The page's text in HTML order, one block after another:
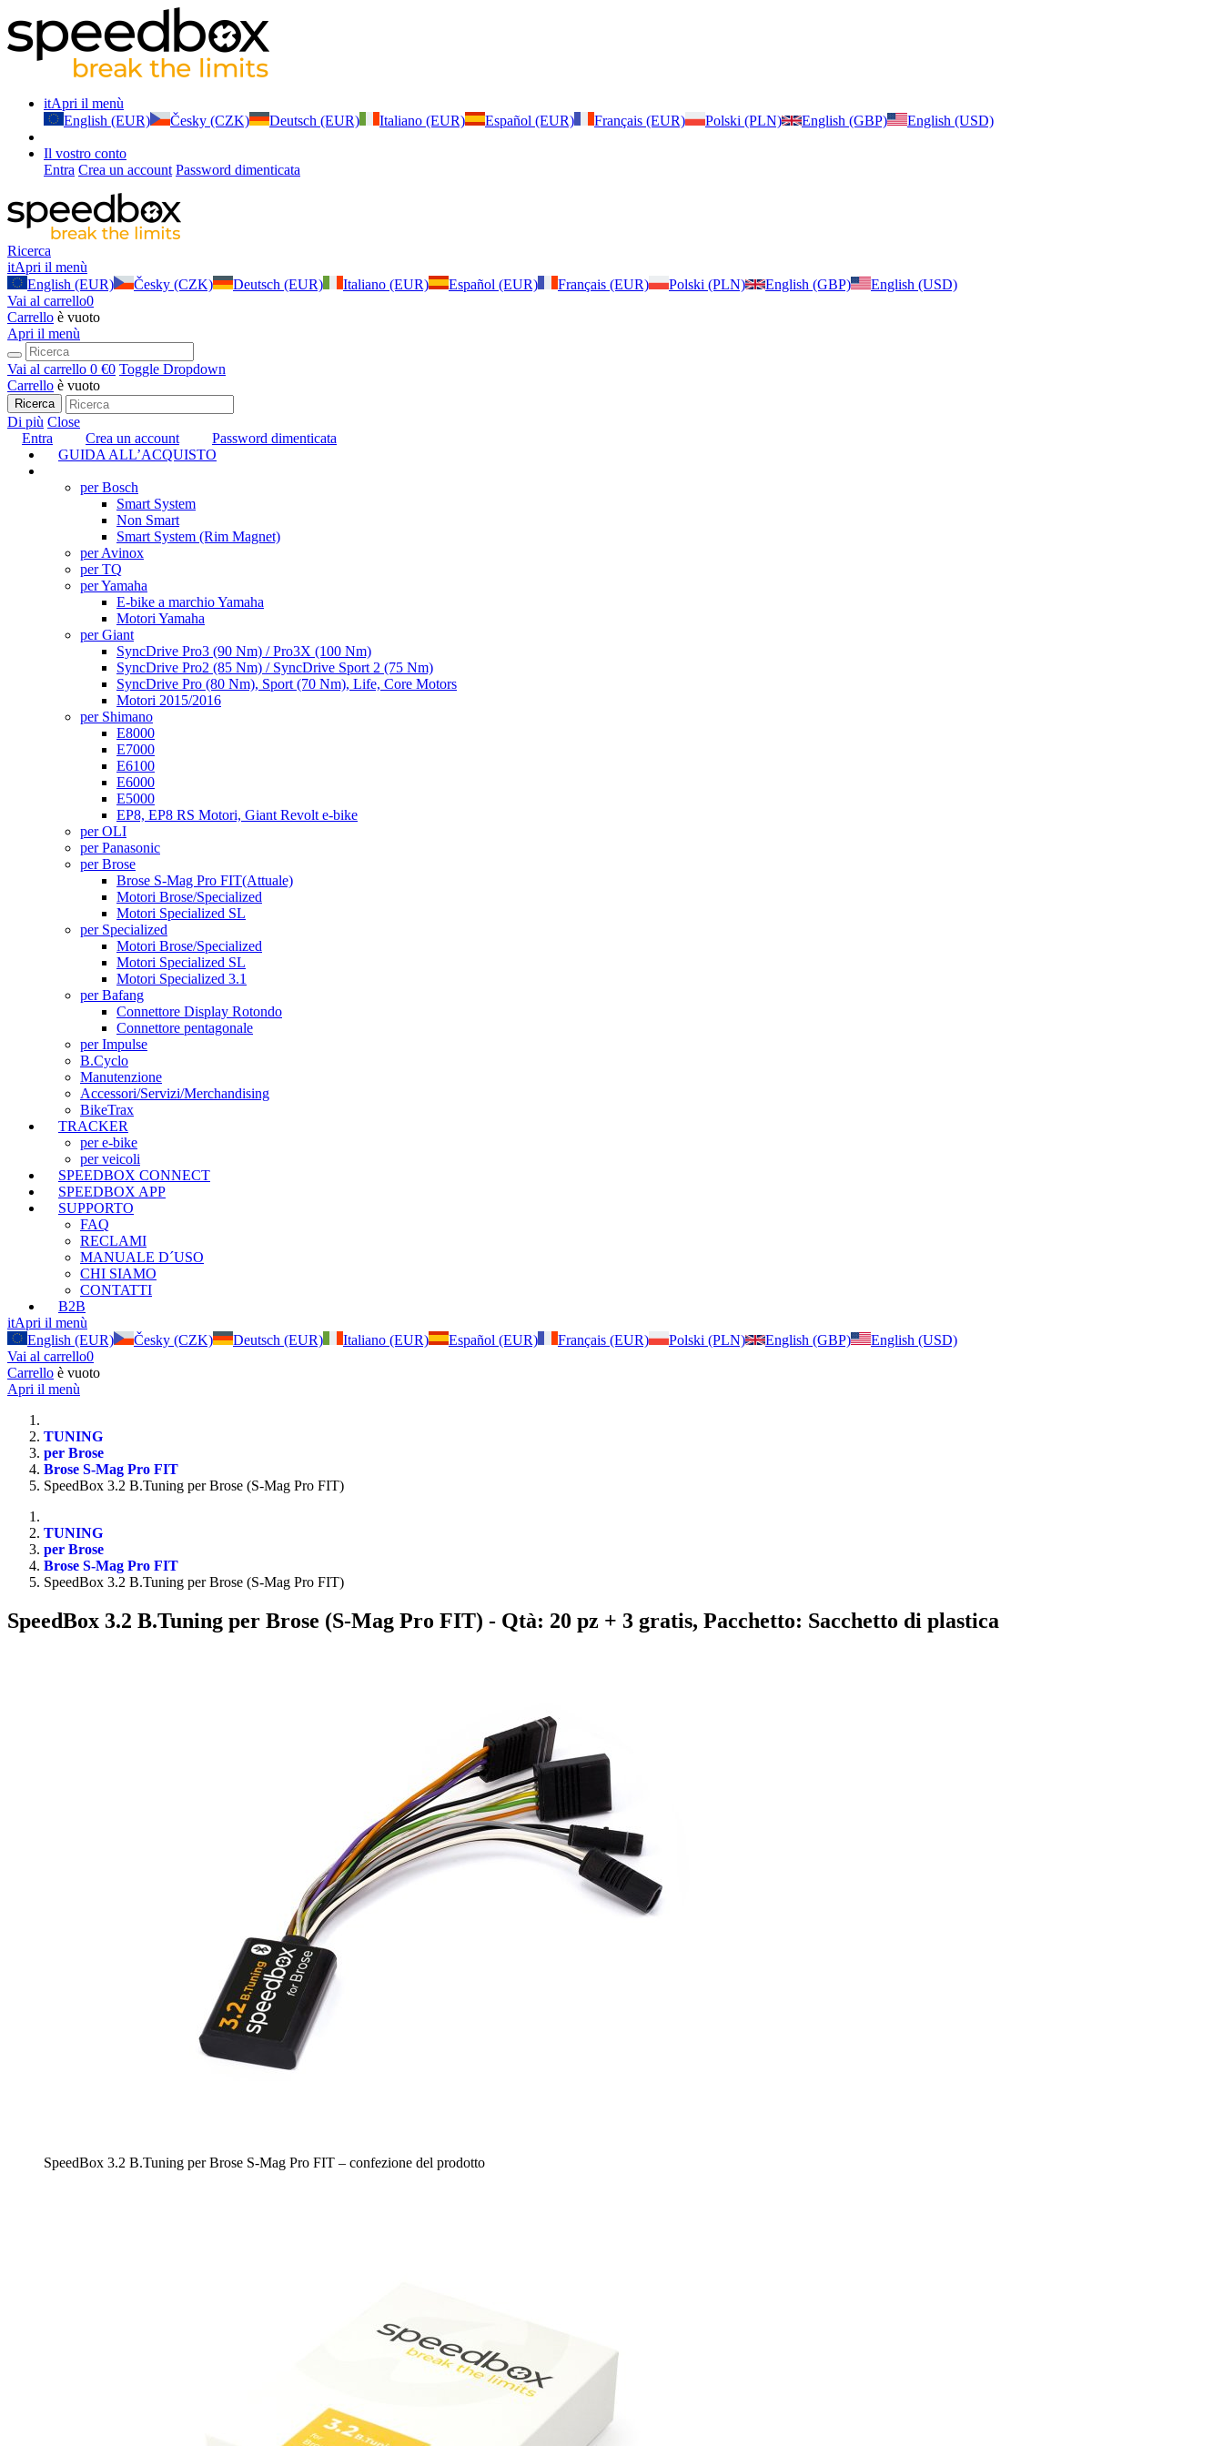
itApri il menù
English (EUR)
Česky (CZK) Deutsch (EUR) Italiano (EUR) Español (EUR) Français (EUR) Polski (PLN) English (GBP) English (USD)
Il vostro conto
Entra Crea un account Password dimenticata
Ricerca
itApri il menù
English (EUR)
Česky (CZK) Deutsch (EUR) Italiano (EUR) Español (EUR) Français (EUR) Polski (PLN) English (GBP)
English (USD)
Vai al carrello0
Carrello è vuoto
Apri il menù
Vai al carrello 0 €0 Toggle Dropdown
Carrello è vuoto
Ricerca
Di più Close
Entra
Crea un account
Password dimenticata
GUIDA ALL’ACQUISTO
per Bosch
Smart System
Non Smart
Smart System (Rim Magnet)
per Avinox
per TQ
per Yamaha
E-bike a marchio Yamaha
Motori Yamaha
per Giant
SyncDrive Pro3 (90 Nm) / Pro3X (100 Nm)
SyncDrive Pro2 (85 Nm) / SyncDrive Sport 2 (75 Nm)
SyncDrive Pro (80 Nm), Sport (70 Nm), Life, Core Motors
Motori 2015/2016
per Shimano
E8000
E7000
E6100
E6000
E5000
EP8, EP8 RS Motori, Giant Revolt e-bike
per OLI
per Panasonic
per Brose
Brose S-Mag Pro FIT(Attuale)
Motori Brose/Specialized
Motori Specialized SL
per Specialized
Motori Brose/Specialized
Motori Specialized SL
Motori Specialized 3.1
per Bafang
Connettore Display Rotondo
Connettore pentagonale
per Impulse
B.Cyclo
Manutenzione
Accessori/Servizi/Merchandising
BikeTrax
TRACKER
per e-bike
per veicoli
SPEEDBOX CONNECT
SPEEDBOX APP
SUPPORTO
FAQ
RECLAMI
MANUALE D´USO
CHI SIAMO
CONTATTI
B2B
itApri il menù
English (EUR)
Česky (CZK) Deutsch (EUR) Italiano (EUR) Español (EUR) Français (EUR) Polski (PLN) English (GBP)
English (USD)
Vai al carrello0
Carrello è vuoto
Apri il menù
TUNING
per Brose
Brose S-Mag Pro FIT
SpeedBox 3.2 B.Tuning per Brose (S-Mag Pro FIT)
TUNING
per Brose
Brose S-Mag Pro FIT
SpeedBox 3.2 B.Tuning per Brose (S-Mag Pro FIT)
SpeedBox 3.2 B.Tuning per Brose (S-Mag Pro FIT) - Qtà: 20 pz + 3 gratis, Pacchetto: Sacchetto di plastica
SpeedBox 3.2 B.Tuning per Brose S-Mag Pro FIT – confezione del prodotto